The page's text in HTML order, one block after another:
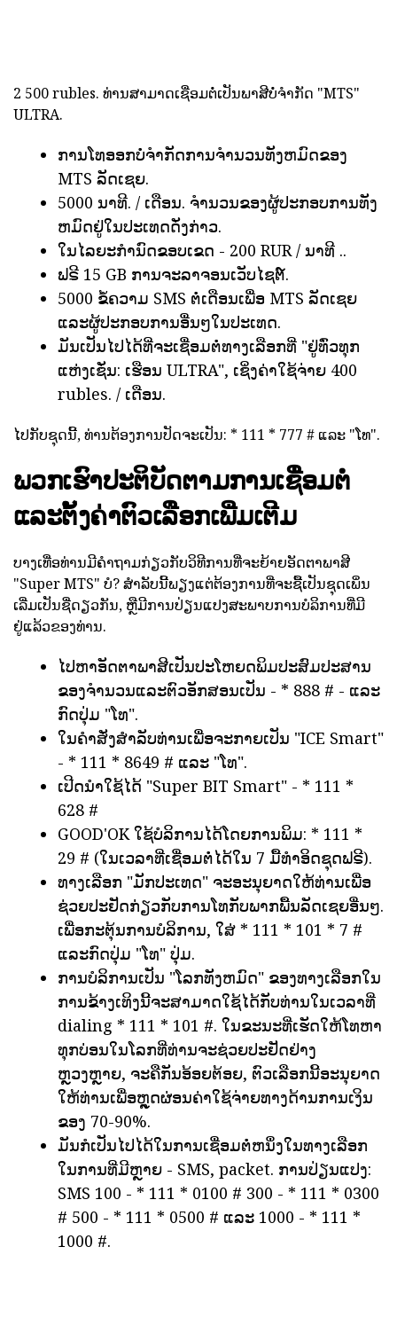
2 500 rubles. ທ່ານສາມາດເຊື່ອມຕໍ່ເປັນພາສີບໍ່ຈໍາກັດ "MTS"
ULTRA.
ການໂທອອກບໍ່ຈໍາກັດການຈໍານວນທັງຫມົດຂອງ
MTS ລັດເຊຍ.
5000 ນາທີ. / ເດືອນ. ຈໍານວນຂອງຜູ້ປະກອບການທັງ
ຫມົດຢູ່ໃນປະເທດດັ່ງກ່າວ.
ໃນໄລຍະກໍານົດຂອບເຂດ - 200 RUR / ນາທີ ..
ຟຣີ 15 GB ການຈະລາຈອນເວັບໄຊຕ໌.
5000 ຂໍ້ຄວາມ SMS ຕໍ່ເດືອນເພື່ອ MTS ລັດເຊຍ
ແລະຜູ້ປະກອບການອື່ນໆໃນປະເທດ.
ມັນເປັນໄປໄດ້ທີ່ຈະເຊື່ອມຕໍ່ທາງເລືອກທີ່ "ຢູ່ທົ່ວທຸກ
ແຫ່ງເຊັ່ນ: ເຮືອນ ULTRA", ເຊິ່ງຄ່າໃຊ້ຈ່າຍ 400
rubles. / ເດືອນ.
ໄປກັບຊຸດນີ້, ທ່ານຕ້ອງການປັດຈະເປັນ: * 111 * 777 # ແລະ "ໂທ".
ພວກເຮົາປະຕິບັດຕາມການເຊື່ອມຕໍ່
ແລະຕັ້ງຄ່າຕົວເລືອກເພີ່ມເຕີມ
ບາງເທື່ອທ່ານມີຄໍາຖາມກ່ຽວກັບວິທີການທີ່ຈະຍ້າຍອັດຕາພາສີ
"Super MTS" ບໍ? ສໍາລັບນີ້ພຽງແຕ່ຕ້ອງການທີ່ຈະຊື້ເປັນຊຸດເພິ່ນ
ເລີ່ມເປັນຊື່ດຽວກັນ, ຫຼືມີການປ່ຽນແປງສະພາບການບໍລິການທີ່ມີ
ຢູ່ແລ້ວຂອງທ່ານ.
ໄປຫາອັດຕາພາສີເປັນປະໂຫຍດພິມປະສົມປະສານ
ຂອງຈໍານວນແລະຕົວອັກສອນເປັນ - * 888 # - ແລະ
ກົດປຸ່ມ "ໂທ".
ໃນຄໍາສັ່ງສໍາລັບທ່ານເພື່ອຈະກາຍເປັນ "ICE Smart"
- * 111 * 8649 # ແລະ "ໂທ".
ເປີດນໍາໃຊ້ໄດ້ "Super BIT Smart" - * 111 *
628 #
GOOD'OK ໃຊ້ບໍລິການໄດ້ໂດຍການພິມ: * 111 *
29 # (ໃນເວລາທີ່ເຊື່ອມຕໍ່ໄດ້ໃນ 7 ມື້ທໍາອິດຊຸດຟຣີ).
ທາງເລືອກ "ມັກປະເທດ" ຈະອະນຸຍາດໃຫ້ທ່ານເພື່ອ
ຊ່ວຍປະຢັດກ່ຽວກັບການໂທກັບພາກພື້ນລັດເຊຍອື່ນໆ.
ເພື່ອກະຕຸ້ນການບໍລິການ, ໃສ່ * 111 * 101 * 7 #
ແລະກົດປຸ່ມ "ໂທ" ປຸ່ມ.
ການບໍລິການເປັນ "ໂລກທັງຫມົດ" ຂອງທາງເລືອກໃນ
ການຂ້າງເທິງນີ້ຈະສາມາດໃຊ້ໄດ້ກັບທ່ານໃນເວລາທີ່
dialing * 111 * 101 #. ໃນຂະນະທີ່ເຮັດໃຫ້ໂທຫາ
ທຸກບ່ອນໃນໂລກທີ່ທ່ານຈະຊ່ວຍປະຢັດຢ່າງ
ຫຼວງຫຼາຍ, ຈະຄືກັນອ້ອຍຕ້ອຍ, ຕົວເລືອກນີ້ອະນຸຍາດ
ໃຫ້ທ່ານເພື່ອຫຼຸດຜ່ອນຄ່າໃຊ້ຈ່າຍທາງດ້ານການເງິນ
ຂອງ 70-90%.
ມັນກໍເປັນໄປໄດ້ໃນການເຊື່ອມຕໍ່ຫນຶ່ງໃນທາງເລືອກ
ໃນການທີ່ມີຫຼາຍ - SMS, packet. ການປ່ຽນແປງ:
SMS 100 - * 111 * 0100 # 300 - * 111 * 0300
# 500 - * 111 * 0500 # ແລະ 1000 - * 111 *
1000 #.